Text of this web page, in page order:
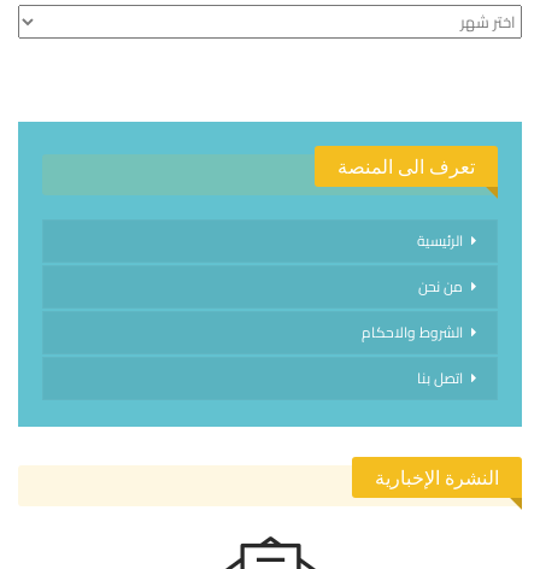
الأرشيف
تعرف الى المنصة
الرئيسية
من نحن
الشروط والاحكام
اتصل بنا
النشرة الإخبارية